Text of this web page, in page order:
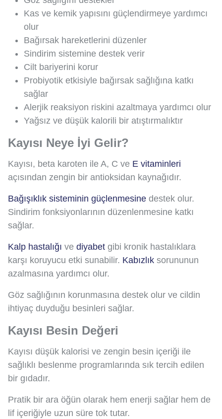
Kas ve kemik yapısını güçlendirmeye yardımcı
olur
Bağırsak hareketlerini düzenler
Sindirim sistemine destek verir
Cilt bariyerini korur
Probiyotik etkisiyle bağırsak sağlığına katkı
sağlar
Alerjik reaksiyon riskini azaltmaya yardımcı olur
Yağsız ve düşük kalorili bir atıştırmalıktır
Kayısı Neye İyi Gelir?
Kayısı, beta karoten ile A, C ve E vitaminleri
açısından zengin bir antioksidan kaynağıdır.
Bağışıklık sisteminin güçlenmesine destek olur.
Sindirim fonksiyonlarının düzenlenmesine katkı
sağlar.
Kalp hastalığı ve diyabet gibi kronik hastalıklara
karşı koruyucu etki sunabilir. Kabızlık sorununun
azalmasına yardımcı olur.
Göz sağlığının korunmasına destek olur ve cildin
ihtiyaç duyduğu besinleri sağlar.
Kayısı Besin Değeri
Kayısı düşük kalorisi ve zengin besin içeriği ile
sağlıklı beslenme programlarında sık tercih edilen
bir gıdadır.
Pratik bir ara öğün olarak hem enerji sağlar hem de
lif içeriğiyle uzun süre tok tutar.